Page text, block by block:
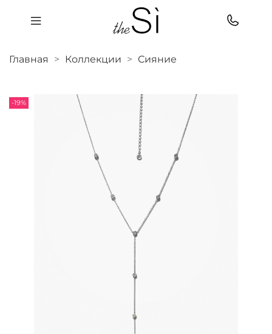
Главная Коллекции Сияние
-19%